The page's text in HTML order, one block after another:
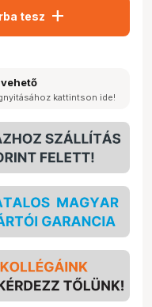
tesz add
kattintson ide!